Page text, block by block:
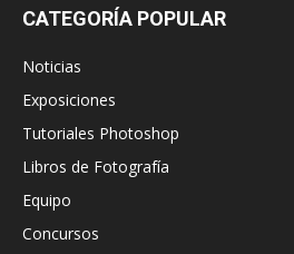
CATEGORÍA POPULAR
Noticias
Exposiciones
Tutoriales Photoshop
Libros de Fotografía
Equipo
Concursos